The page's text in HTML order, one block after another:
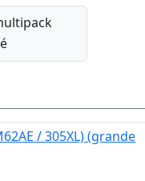
/ 305XL) (grande